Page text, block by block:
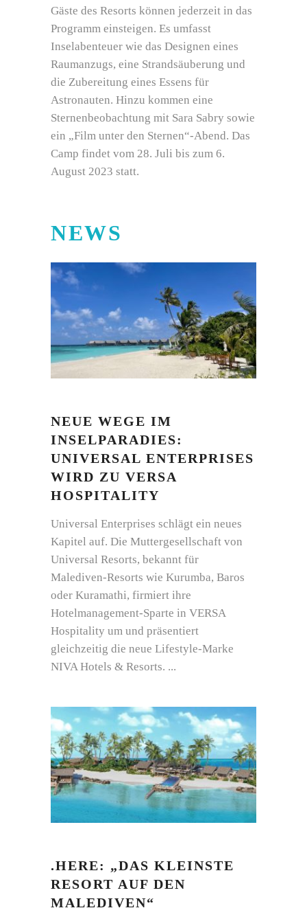
Gäste des Resorts können jederzeit in das
Programm einsteigen. Es umfasst
Inselabenteuer wie das Designen eines
Raumanzugs, eine Strandsäuberung und
die Zubereitung eines Essens für
Astronauten. Hinzu kommen eine
Sternenbeobachtung mit Sara Sabry sowie
ein „Film unter den Sternen“-Abend. Das
Camp findet vom 28. Juli bis zum 6.
August 2023 statt.
NEWS
NEUE WEGE IM
INSELPARADIES:
UNIVERSAL ENTERPRISES
WIRD ZU VERSA
HOSPITALITY
Universal Enterprises schlägt ein neues
Kapitel auf. Die Muttergesellschaft von
Universal Resorts, bekannt für
Malediven-Resorts wie Kurumba, Baros
oder Kuramathi, firmiert ihre
Hotelmanagement-Sparte in VERSA
Hospitality um und präsentiert
gleichzeitig die neue Lifestyle-Marke
NIVA Hotels & Resorts.
.HERE: „DAS KLEINSTE
RESORT AUF DEN
MALEDIVEN“